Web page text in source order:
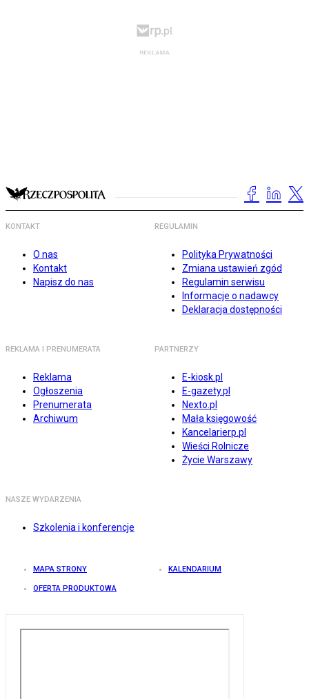
KONTAKT
O nas
Kontakt
Napisz do nas
REGULAMIN
Polityka Prywatności
Zmiana ustawień zgód
Regulamin serwisu
Informacje o nadawcy
Deklaracja dostępności
REKLAMA I PRENUMERATA
Reklama
Ogłoszenia
Prenumerata
Archiwum
PARTNERZY
E-kiosk.pl
E-gazety.pl
Nexto.pl
Mała księgowość
Kancelarierp.pl
Wieści Rolnicze
Życie Warszawy
NASZE WYDARZENIA
Szkolenia i konferencje
MAPA STRONY KALENDARIUM
OFERTA PRODUKTOWA